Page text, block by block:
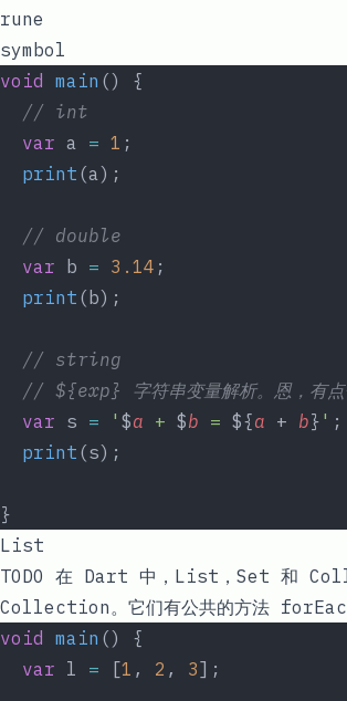
rune
symbol
void main () {
  // int
  var
a = 1 ;
  print
(a);
  // double
  var
b = 3.14 ;
  print
(b);
  // string
// ${exp} 字符串变量解析。恩，有
  var
s = ' $a + $b = ${a + b} ' ;
  print
(s);
}
List
TODO 在 Dart 中， List ， Set 和
Collection。它们有公共的方法
void main () {
  var
l = [1 , 2 , 3];